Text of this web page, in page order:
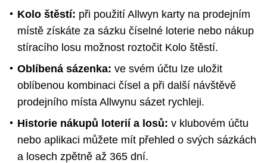
Kolo štěstí: při použití Allwyn karty na prodejním
místě získáte za sázku číselné loterie nebo nákup
stíracího losu možnost roztočit Kolo štěstí.
Oblíbená sázenka: ve svém účtu lze uložit
oblíbenou kombinaci čísel a při další návštěvě
prodejního místa Allwynu sázet rychleji.
Historie nákupů loterií a losů: v klubovém účtu
nebo aplikaci můžete mít přehled o svých sázkách
a losech zpětně až 365 dní.